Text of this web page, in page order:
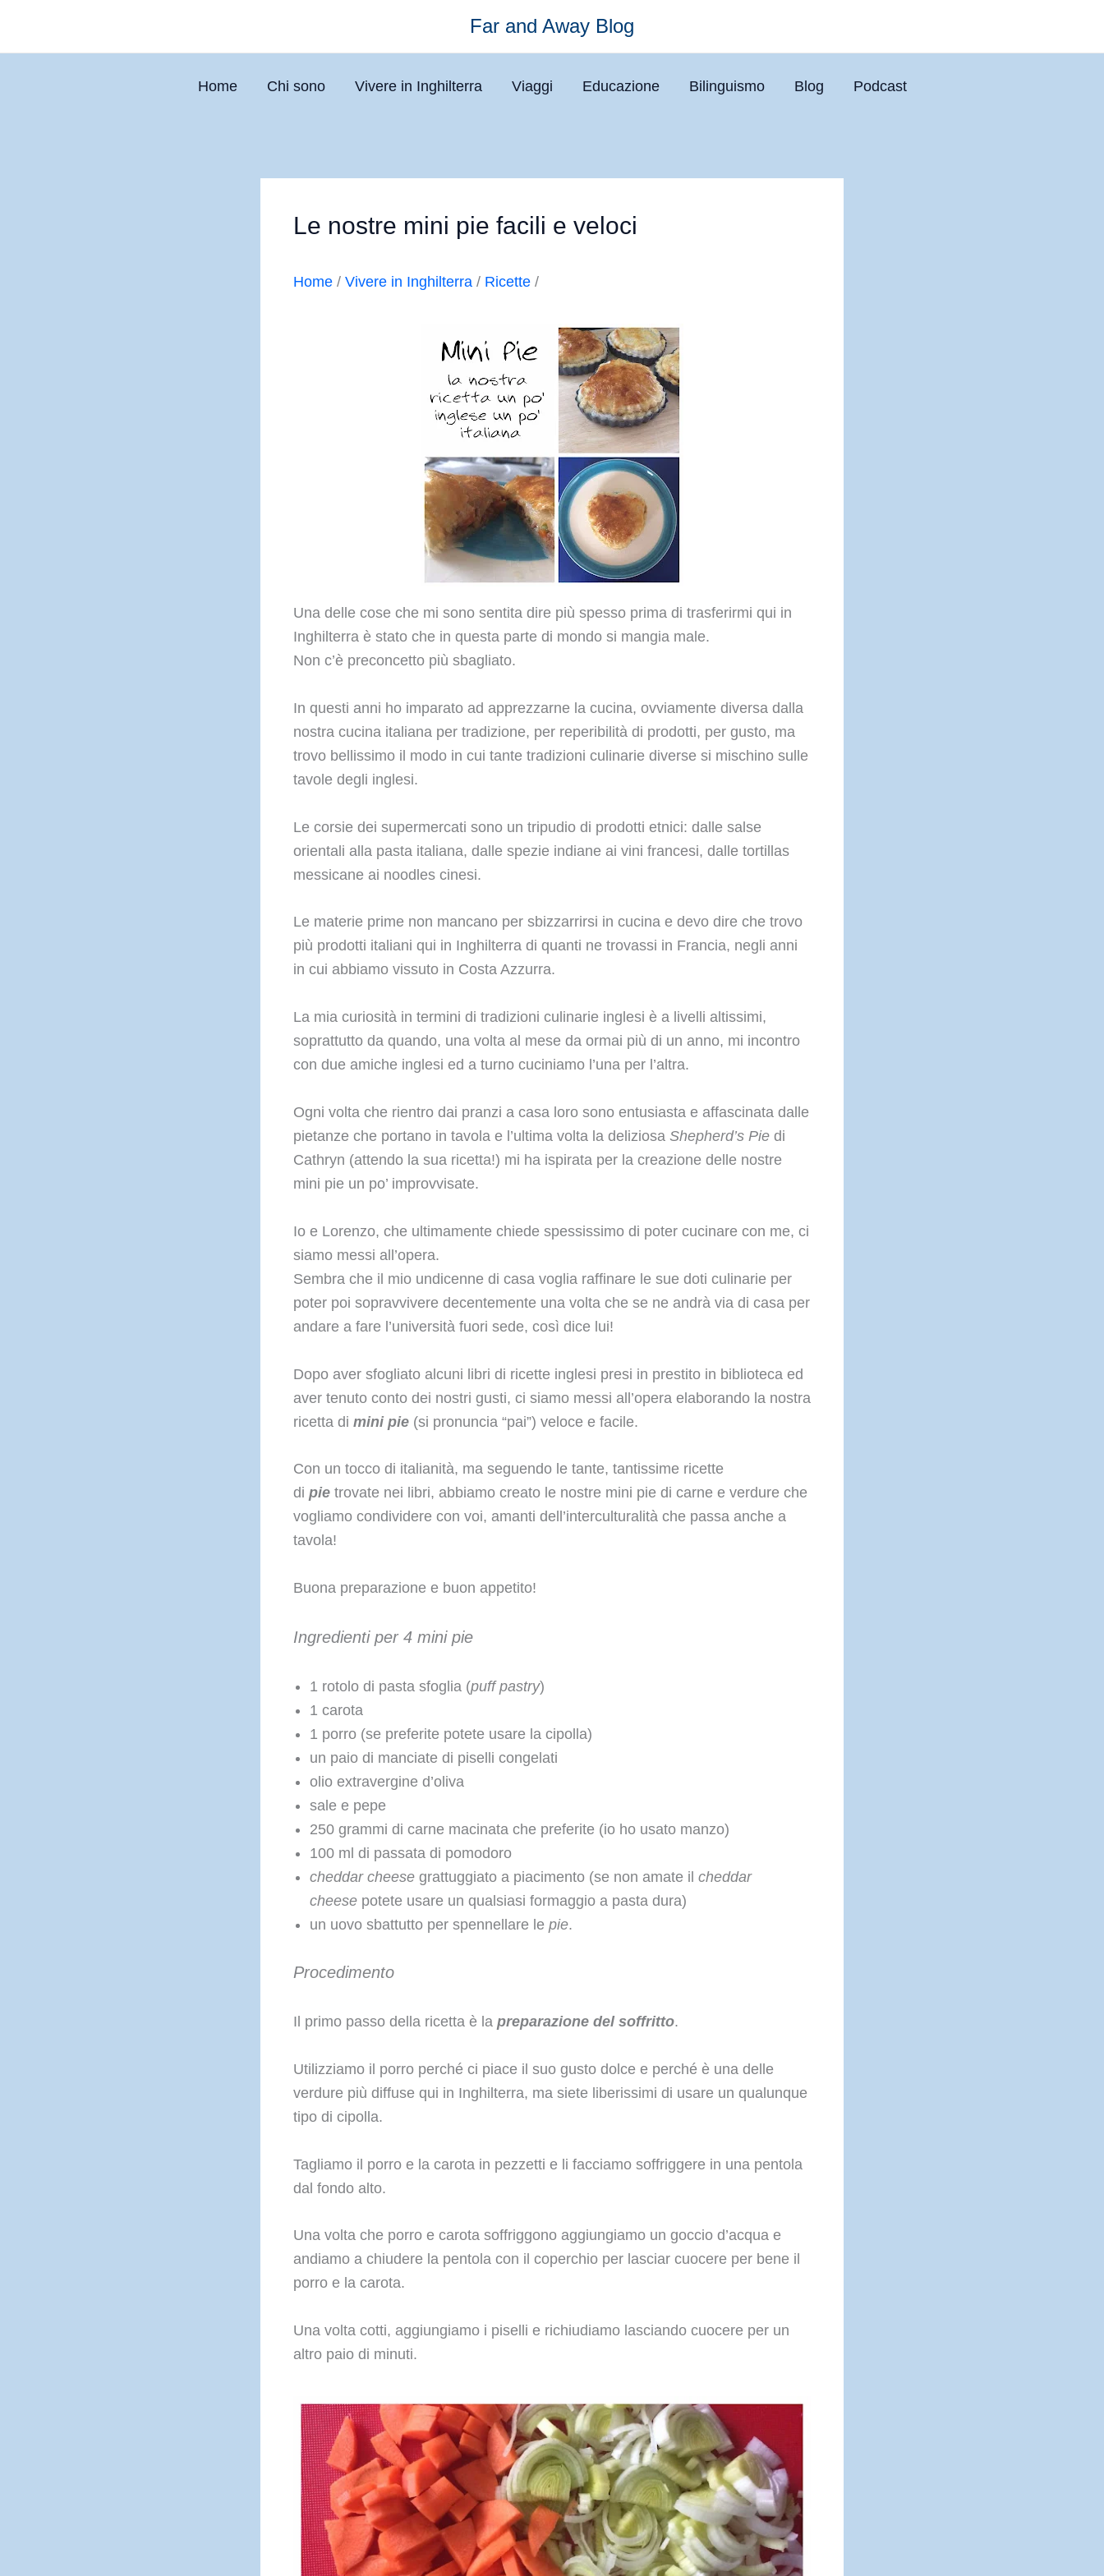
contenuto
Far and Away Blog
Home Chi sono Vivere in Inghilterra Viaggi Educazione Bilinguismo Blog Podcast
Le nostre mini pie facili e veloci
Home / Vivere in Inghilterra / Ricette /
Una delle cose che mi sono sentita dire più spesso prima di trasferirmi qui in
Inghilterra è stato che in questa parte di mondo si mangia male.
Non c’è preconcetto più sbagliato.
In questi anni ho imparato ad apprezzarne la cucina, ovviamente diversa dalla
nostra cucina italiana per tradizione, per reperibilità di prodotti, per gusto, ma
trovo bellissimo il modo in cui tante tradizioni culinarie diverse si mischino sulle
tavole degli inglesi.
Le corsie dei supermercati sono un tripudio di prodotti etnici: dalle salse
orientali alla pasta italiana, dalle spezie indiane ai vini francesi, dalle tortillas
messicane ai noodles cinesi.
Le materie prime non mancano per sbizzarrirsi in cucina e devo dire che trovo
più prodotti italiani qui in Inghilterra di quanti ne trovassi in Francia, negli anni
in cui abbiamo vissuto in Costa Azzurra.
La mia curiosità in termini di tradizioni culinarie inglesi è a livelli altissimi,
soprattutto da quando, una volta al mese da ormai più di un anno, mi incontro
con due amiche inglesi ed a turno cuciniamo l’una per l’altra.
Ogni volta che rientro dai pranzi a casa loro sono entusiasta e affascinata dalle
pietanze che portano in tavola e l’ultima volta la deliziosa Shepherd’s Pie di
Cathryn (attendo la sua ricetta!) mi ha ispirata per la creazione delle nostre
mini pie un po’ improvvisate.
Io e Lorenzo, che ultimamente chiede spessissimo di poter cucinare con me, ci
siamo messi all’opera.
Sembra che il mio undicenne di casa voglia raffinare le sue doti culinarie per
poter poi sopravvivere decentemente una volta che se ne andrà via di casa per
andare a fare l’università fuori sede, così dice lui!
Dopo aver sfogliato alcuni libri di ricette inglesi presi in prestito in biblioteca ed
aver tenuto conto dei nostri gusti, ci siamo messi all’opera elaborando la nostra
ricetta di mini pie (si pronuncia “pai”) veloce e facile.
Con un tocco di italianità, ma seguendo le tante, tantissime ricette
di pie trovate nei libri, abbiamo creato le nostre mini pie di carne e verdure che
vogliamo condividere con voi, amanti dell’interculturalità che passa anche a
tavola!
Buona preparazione e buon appetito!
Ingredienti per 4 mini pie
1 rotolo di pasta sfoglia (puff pastry)
1 carota
1 porro (se preferite potete usare la cipolla)
un paio di manciate di piselli congelati
olio extravergine d’oliva
sale e pepe
250 grammi di carne macinata che preferite (io ho usato manzo)
100 ml di passata di pomodoro
cheddar cheese grattuggiato a piacimento (se non amate il cheddar
cheese potete usare un qualsiasi formaggio a pasta dura)
un uovo sbattutto per spennellare le pie.
Procedimento
Il primo passo della ricetta è la preparazione del soffritto.
Utilizziamo il porro perché ci piace il suo gusto dolce e perché è una delle
verdure più diffuse qui in Inghilterra, ma siete liberissimi di usare un qualunque
tipo di cipolla.
Tagliamo il porro e la carota in pezzetti e li facciamo soffriggere in una pentola
dal fondo alto.
Una volta che porro e carota soffriggono aggiungiamo un goccio d’acqua e
andiamo a chiudere la pentola con il coperchio per lasciar cuocere per bene il
porro e la carota.
Una volta cotti, aggiungiamo i piselli e richiudiamo lasciando cuocere per un
altro paio di minuti.